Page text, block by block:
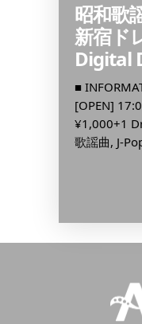
昭和歌
新宿ド
Digital
■
[OPEN]
¥1,000+1
歌謡曲, J-